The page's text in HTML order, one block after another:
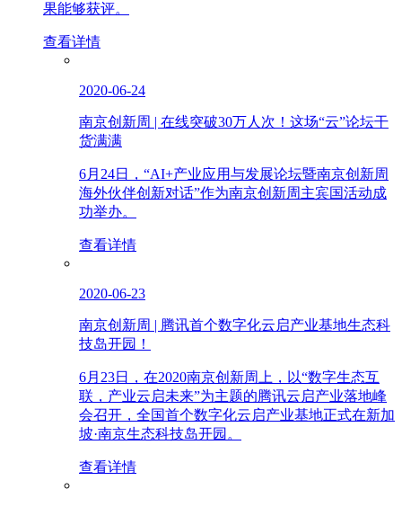
果能够获评。
查看详情
2020-06-24
南京创新周 | 在线突破30万人次！这场“云”论坛干
货满满
6月24日，“AI+产业应用与发展论坛暨南京创新周
海外伙伴创新对话”作为南京创新周主宾国活动成
功举办。
查看详情
2020-06-23
南京创新周 | 腾讯首个数字化云启产业基地生态科
技岛开园！
6月23日，在2020南京创新周上，以“数字生态互
联，产业云启未来”为主题的腾讯云启产业落地峰
会召开，全国首个数字化云启产业基地正式在新加
坡·南京生态科技岛开园。
查看详情